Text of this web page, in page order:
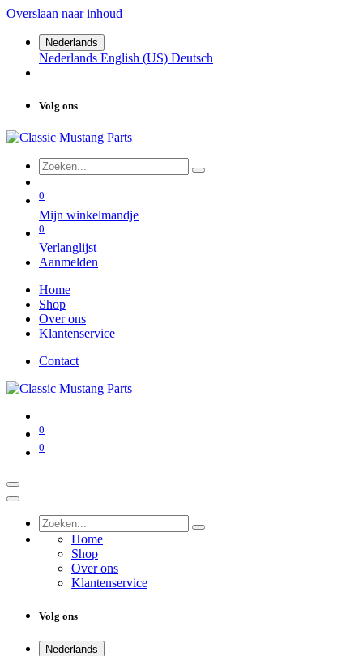
Overslaan naar inhoud
Nederlands
Nederlands English (US) Deutsch
Volg ons
0
Mijn winkelmandje
0
Verlanglijst
Aanmelden
Home
Shop
Over ons
Klantenservice
Contact
0
0
Home
Shop
Over ons
Klantenservice
Volg ons
Nederlands